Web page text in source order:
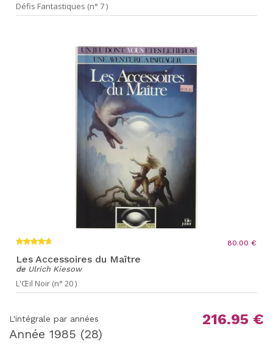
Défis Fantastiques (n° 7 )
80.00 €
Les Accessoires du Maître
de Ulrich Kiesow
L'Œil Noir (n° 20 )
L'intégrale par années
Année 1985 (28)
216.95 €